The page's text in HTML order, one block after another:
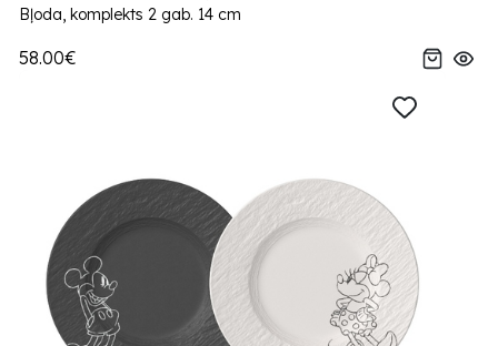
Bļoda, komplekts 2 gab. 14 cm
58.00€